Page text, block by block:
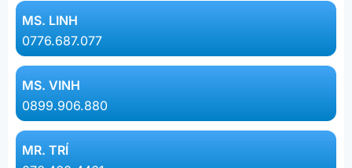
MS. LINH​
0776.687.077​
MS. VINH
0899.906.880
MR. TRÍ